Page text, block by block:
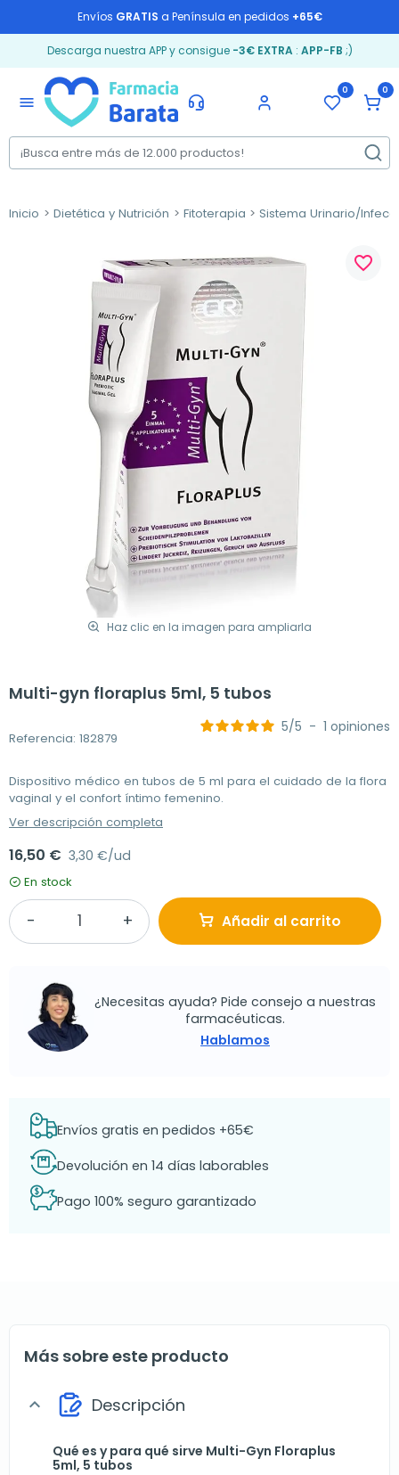
Envíos GRATIS a Península en pedidos +65€
Descarga nuestra APP y consigue -3€ EXTRA: APP-FB ;)
menu
0 0
Inicio Dietética y Nutrición Fitoterapia Sistema Urinario/
Haz clic en la imagen para ampliarla
favorite_border
Multi-gyn floraplus 5ml, 5 tubos
Referencia: 182879
5/5 - 1 opiniones
Dispositivo médico en tubos de 5 ml para el cuidado de la flora
vaginal y el confort íntimo femenino.
Ver descripción completa
16,50 € 3,30 €/ud
En stock
Añadir al carrito
¿Necesitas ayuda? Pide consejo a nuestras
farmacéuticas.
Hablamos
Envíos gratis en pedidos +65€
Devolución en 14 días laborables
Pago 100% seguro garantizado
Más sobre este producto
expand_more Descripción
Qué es y para qué sirve Multi-Gyn Floraplus
5ml, 5 tubos